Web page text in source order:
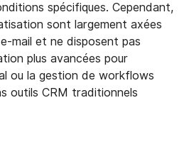
spécifiques. Cependant,
sont largement axées
mail et ne disposent pas
plus avancées pour
ou la gestion de workflows
outils CRM traditionnels